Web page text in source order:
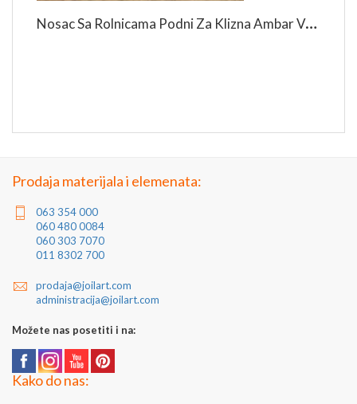
N
Osac Sa Rolnicama Podni Za Klizna Ambar Vrata
Prodaja materijala i elemenata:
063 354 000
060 480 0084
060 303 7070
011 8302 700
prodaja@joilart.com
administracija@joilart.com
Možete nas posetiti i na:
Kako do nas: